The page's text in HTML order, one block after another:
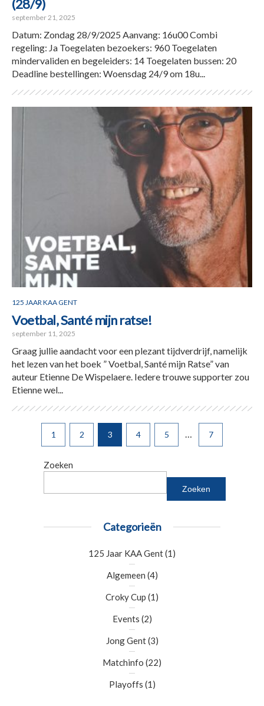
(28/9)
september 21, 2025
Datum: Zondag 28/9/2025 Aanvang: 16u00 Combi
regeling: Ja Toegelaten bezoekers: 960 Toegelaten
mindervaliden en begeleiders: 14 Toegelaten bussen: 20
Deadline bestellingen: Woensdag 24/9 om 18u...
125 JAAR KAA GENT
Voetbal, Santé mijn ratse!
september 11, 2025
Graag jullie aandacht voor een plezant tijdverdrijf, namelijk
het lezen van het boek ” Voetbal, Santé mijn Ratse” van
auteur Etienne De Wispelaere. Iedere trouwe supporter zou
Etienne wel...
1 2 3 4 5 7
Zoeken
Zoeken
Categorieën
125 Jaar KAA Gent(1)
Algemeen (4)
Croky Cup (1)
Events (2)
Jong Gent(3)
Matchinfo (22)
Playoffs (1)